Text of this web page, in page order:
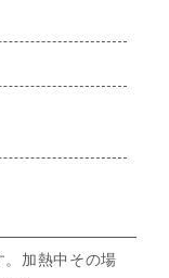
。加熱中その場